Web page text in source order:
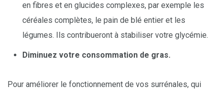
en fibres et en glucides complexes, par exemple les
céréales complètes, le pain de blé entier et les
légumes. Ils contribueront à stabiliser votre glycémie.
Diminuez votre consommation de gras.
Pour améliorer le fonctionnement de vos surrénales, qui